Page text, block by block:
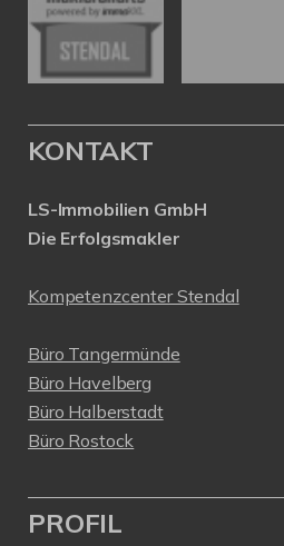
KONTAKT
LS-Immobilien GmbH
Die Erfolgsmakler
Kompetenzcenter Stendal
Büro Tangermünde
Büro Havelberg
Büro Halberstadt
Büro Rostock
PROFIL